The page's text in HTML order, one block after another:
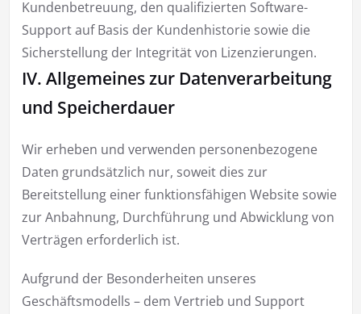
Kundenbetreuung, den qualifizierten Software-
Support auf Basis der Kundenhistorie sowie die
Sicherstellung der Integrität von Lizenzierungen.
IV. Allgemeines zur Datenverarbeitung
und Speicherdauer
Wir erheben und verwenden personenbezogene
Daten grundsätzlich nur, soweit dies zur
Bereitstellung einer funktionsfähigen Website sowie
zur Anbahnung, Durchführung und Abwicklung von
Verträgen erforderlich ist.
Aufgrund der Besonderheiten unseres
Geschäftsmodells – dem Vertrieb und Support